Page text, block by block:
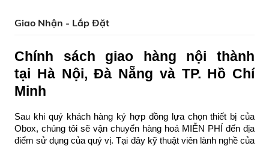
Giao Nhận - Lắp Đặt
Chính sách giao hàng nội thành
tại Hà Nội, Đà Nẵng và TP. Hồ Chí
Minh
Sau khi quý khách hàng ký hợp đồng lựa chọn thiết bị của
Obox, chúng tôi sẽ vận chuyển hàng hoá MIỄN PHÍ đến địa
điểm sử dụng của quý vị. Tại đây kỹ thuật viên lành nghề của